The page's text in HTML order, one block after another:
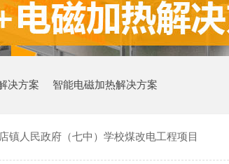
决方案 智能电磁加热解决方案
镇人民政府（七中）学校煤改电工程项目